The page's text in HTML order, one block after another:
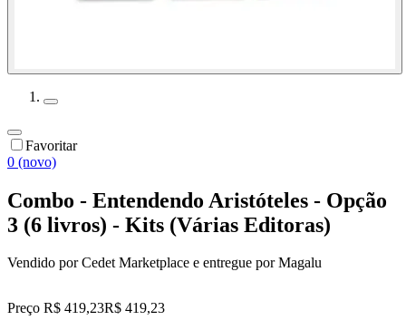
Favoritar
0 (novo)
Combo - Entendendo Aristóteles - Opção
3 (6 livros) - Kits (Várias Editoras)
Vendido porCedet Marketplace e entregue por Magalu
Preço R$ 419,23R$ 419,23